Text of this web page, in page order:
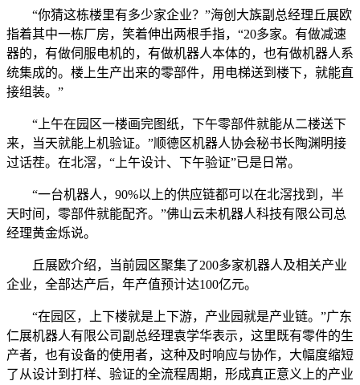
“你猜这栋楼里有多少家企业？”海创大族副总经理丘展欧
指着其中一栋厂房，笑着伸出两根手指，“20多家。有做减速
器的，有做伺服电机的，有做机器人本体的，也有做机器人系
统集成的。楼上生产出来的零部件，用电梯送到楼下，就能直
接组装。”
“上午在园区一楼画完图纸，下午零部件就能从二楼送下
来，当天就能上机验证。”顺德区机器人协会秘书长陶渊明接
过话茬。在北滘，“上午设计、下午验证”已是日常。
“一台机器人，90%以上的供应链都可以在北滘找到，半
天时间，零部件就能配齐。”佛山云未机器人科技有限公司总
经理黄金烁说。
丘展欧介绍，当前园区聚集了200多家机器人及相关产业
企业，全部达产后，年产值预计达100亿元。
“在园区，上下楼就是上下游，产业园就是产业链。”广东
仁展机器人有限公司副总经理袁学华表示，这里既有零件的生
产者，也有设备的使用者，这种及时响应与协作，大幅度缩短
了从设计到打样、验证的全流程周期，形成真正意义上的产业